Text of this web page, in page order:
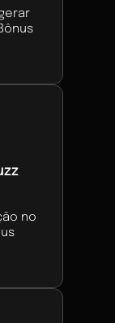
no